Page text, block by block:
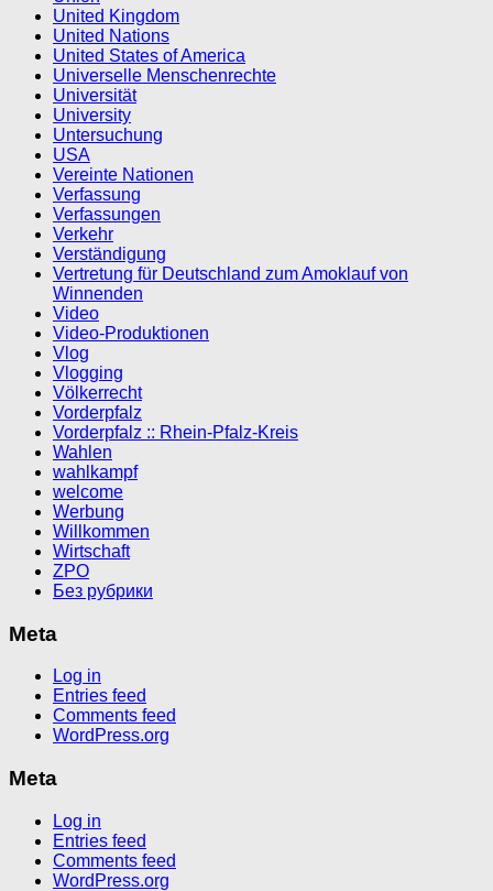
United Kingdom
United Nations
United States of America
Universelle Menschenrechte
Universität
University
Untersuchung
USA
Vereinte Nationen
Verfassung
Verfassungen
Verkehr
Verständigung
Vertretung für Deutschland zum Amoklauf von
Winnenden
Video
Video-Produktionen
Vlog
Vlogging
Völkerrecht
Vorderpfalz
Vorderpfalz :: Rhein-Pfalz-Kreis
Wahlen
wahlkampf
welcome
Werbung
Willkommen
Wirtschaft
ZPO
Без рубрики
Meta
Log in
Entries feed
Comments feed
WordPress.org
Meta
Log in
Entries feed
Comments feed
WordPress.org